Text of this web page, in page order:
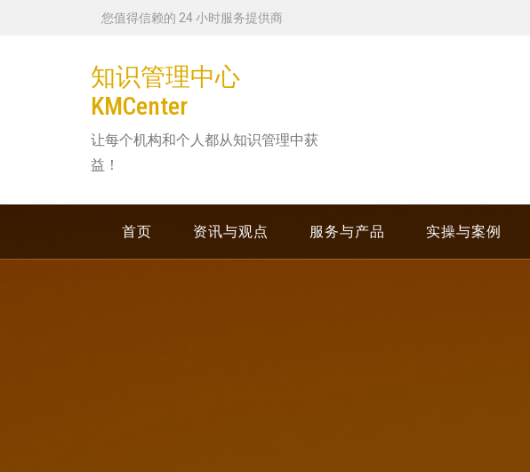
您值得信赖的 24 小时服务提供商
知识管理中心
KMCenter
让每个机构和个人都从知识管理中获
益！
首页 资讯与观点 服务与产品 实操与案例